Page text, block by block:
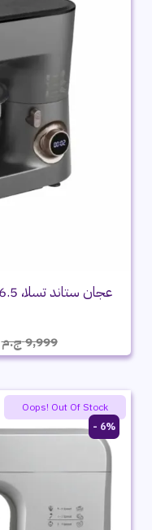
9,999ج.م
6% -
Oops! Out Of Stock